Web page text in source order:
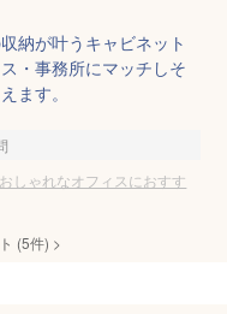
納が叶うキャビネット
・事務所にマッチしそ
ます。
しゃれなオフィスにおすす
(5件) >